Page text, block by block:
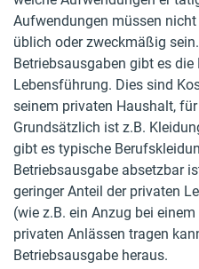
Aufwendungen müssen
üblich oder zweckmäßig
Betriebsausgaben gibt es die
Lebensführung. Dies sind
seinem privaten Haushalt,
Grundsätzlich ist z.B.
gibt es typische
Betriebsausgabe absetzbar
geringer Anteil der privaten
(wie z.B. ein Anzug bei
privaten Anlässen tragen
Betriebsausgabe heraus.